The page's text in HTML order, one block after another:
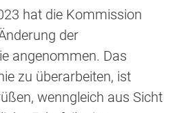
hat die Kommission
der
angenommen. Das
zu überarbeiten, ist
wenngleich aus Sicht